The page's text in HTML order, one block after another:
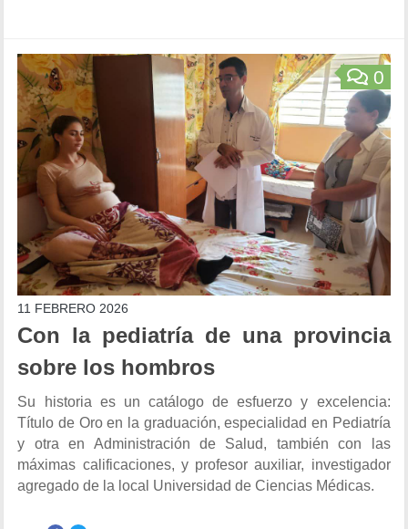
0
11 FEBRERO 2026
Con la pediatría de una provincia
sobre los hombros
Su historia es un catálogo de esfuerzo y excelencia:
Título de Oro en la graduación, especialidad en Pediatría
y otra en Administración de Salud, también con las
máximas calificaciones, y profesor auxiliar, investigador
agregado de la local Universidad de Ciencias Médicas.